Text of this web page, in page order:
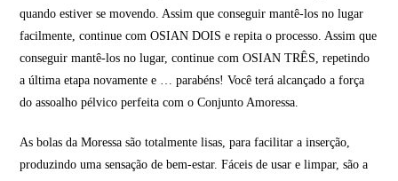
quando estiver se movendo. Assim que conseguir mantê-los no lugar
facilmente, continue com OSIAN DOIS e repita o processo. Assim que
conseguir mantê-los no lugar, continue com OSIAN TRÊS, repetindo
a última etapa novamente e … parabéns! Você terá alcançado a força
do assoalho pélvico perfeita com o Conjunto Amoressa.
As bolas da Moressa são totalmente lisas, para facilitar a inserção,
produzindo uma sensação de bem-estar. Fáceis de usar e limpar, são a